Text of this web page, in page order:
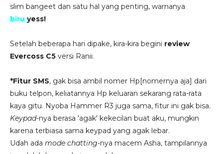
slim bangeet dan satu hal yang penting, warnanya
biru yess!
Setelah beberapa hari dipake, kira-kira begini review
Evercoss C5 versi Ranii.
*Fitur SMS, gak bisa ambil nomer Hp[nomernya aja] dari
buku telpon, keliatannya Hp keluaran sekarang rata-rata
kaya gitu. Nyoba Hammer R3 juga sama, fitur ini gak bisa.
Keypad-nya berasa 'agak' kekecilan buat aku, mungkin
karena terbiasa sama keypad yang agak lebar.
Udah ada mode chatting-nya macem Asha, tampilannya